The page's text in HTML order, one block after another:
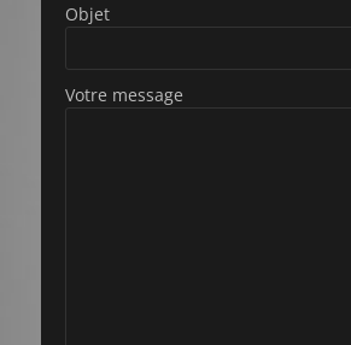
Objet
Votre message